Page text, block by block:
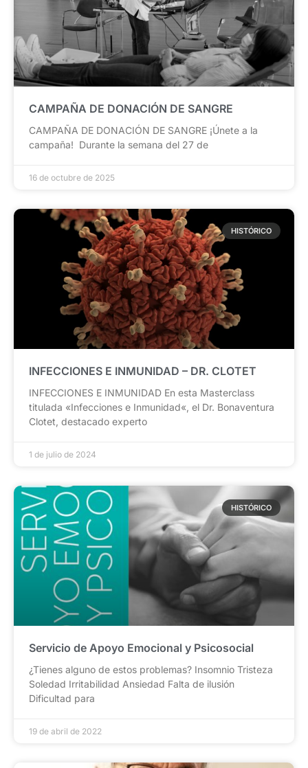
CAMPAÑA DE DONACIÓN DE SANGRE
CAMPAÑA DE DONACIÓN DE SANGRE ¡Únete a la
campaña! Durante la semana del 27 de
16 de octubre de 2025
HISTÓRICO
INFECCIONES E INMUNIDAD – DR. CLOTET
INFECCIONES E INMUNIDAD En esta Masterclass
titulada «Infecciones e Inmunidad«, el Dr. Bonaventura
Clotet, destacado experto
1 de julio de 2024
HISTÓRICO
Servicio de Apoyo Emocional y Psicosocial
¿Tienes alguno de estos problemas? Insomnio Tristeza
Soledad Irritabilidad Ansiedad Falta de ilusión
Dificultad para
19 de abril de 2022